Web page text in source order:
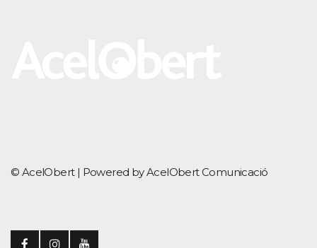
© AcelObert | Powered by AcelObert Comunicació